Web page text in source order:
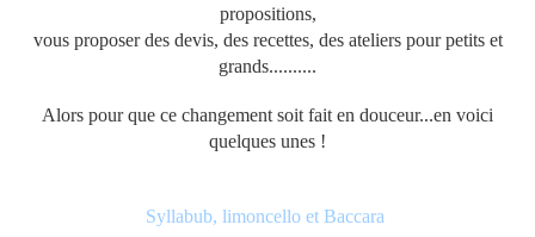
propositions,
vous proposer des devis, des recettes, des ateliers pour petits et
grands..........
Alors pour que ce changement soit fait en douceur...en voici
quelques unes !
Syllabub, limoncello et Baccara